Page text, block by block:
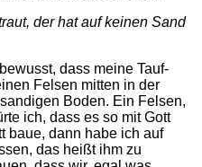
der hat auf keinen Sand
dass meine Tauf-
Felsen mitten in der
Boden. Ein Felsen,
ich, dass es so mit Gott
baue, dann habe ich auf
das heißt ihm zu